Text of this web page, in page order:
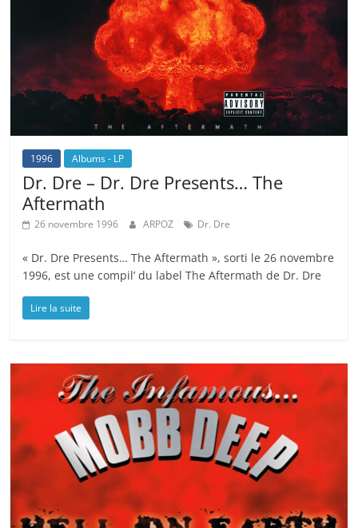
1996 Albums - LP
Dr. Dre – Dr. Dre Presents… The
Aftermath
26 novembre 1996 ARPOZ Dr. Dre
« Dr. Dre Presents… The Aftermath », sorti le 26 novembre
1996, est une compil’ du label The Aftermath de Dr. Dre
Lire la suite